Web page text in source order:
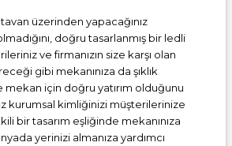
üzerinden yapacağınız
doğru tasarlanmış bir ledli
ve firmanızın size karşı olan
gibi mekanınıza da şıklık
için doğru yatırım olduğunu
kurumsal kimliğinizi müşterilerinize
bir tasarım eşliğinde mekanınıza
yerinizi almanıza yardımcı